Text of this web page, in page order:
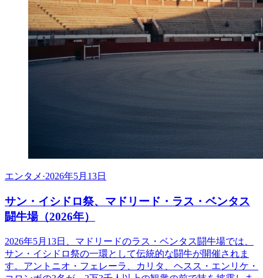
エンタメ ·2026年5月13日
サン・イシドロ祭、マドリード・ラス・ベンタス
闘牛場（2026年）
2026年5月13日、マドリードのラス・ベンタス闘牛場では、
サン・イシドロ祭の一環として伝統的な闘牛が開催されま
す。アントニオ・フェレーラ、カリタ、ヘスス・エンリケ・